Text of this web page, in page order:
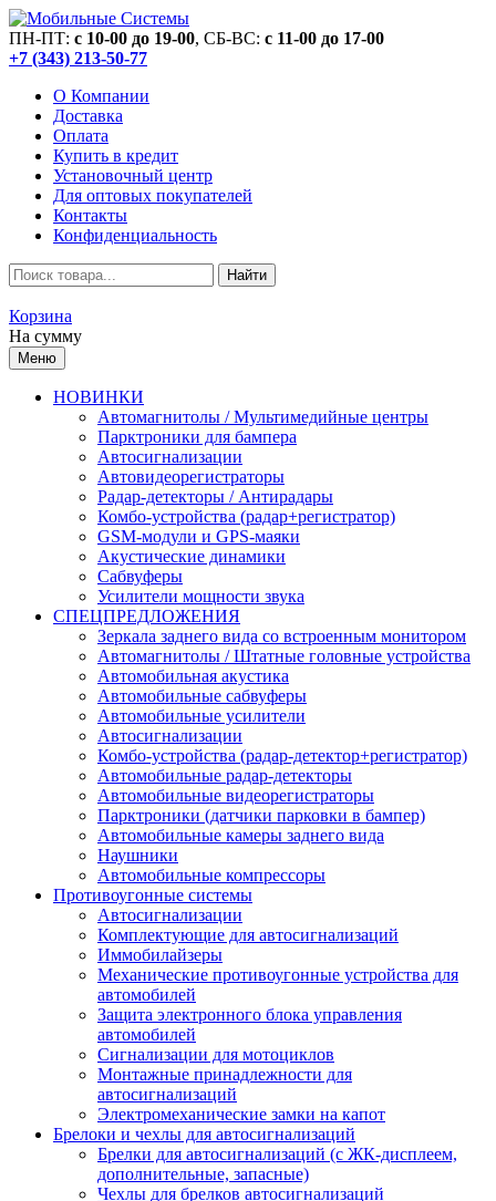
ПН-ПТ: c 10-00 до 19-00, СБ-ВС: c 11-00 до 17-00
+7 (343) 213-50-77
О Компании
Доставка
Оплата
Купить в кредит
Установочный центр
Для оптовых покупателей
Контакты
Конфиденциальность
Найти
Корзина
На сумму
Меню
НОВИНКИ
Автомагнитолы / Мультимедийные центры
Парктроники для бампера
Автосигнализации
Автовидеорегистраторы
Радар-детекторы / Антирадары
Комбо-устройства (радар+регистратор)
GSM-модули и GPS-маяки
Акустические динамики
Сабвуферы
Усилители мощности звука
СПЕЦПРЕДЛОЖЕНИЯ
Зеркала заднего вида со встроенным монитором
Автомагнитолы / Штатные головные устройства
Автомобильная акустика
Автомобильные сабвуферы
Автомобильные усилители
Автосигнализации
Комбо-устройства (радар-детектор+регистратор)
Автомобильные радар-детекторы
Автомобильные видеорегистраторы
Парктроники (датчики парковки в бампер)
Автомобильные камеры заднего вида
Наушники
Автомобильные компрессоры
Противоугонные системы
Автосигнализации
Комплектующие для автосигнализаций
Иммобилайзеры
Механические противоугонные устройства для
автомобилей
Защита электронного блока управления
автомобилей
Сигнализации для мотоциклов
Монтажные принадлежности для
автосигнализаций
Электромеханические замки на капот
Брелоки и чехлы для автосигнализаций
Брелки для автосигнализаций (с ЖК-дисплеем,
дополнительные, запасные)
Чехлы для брелков автосигнализаций